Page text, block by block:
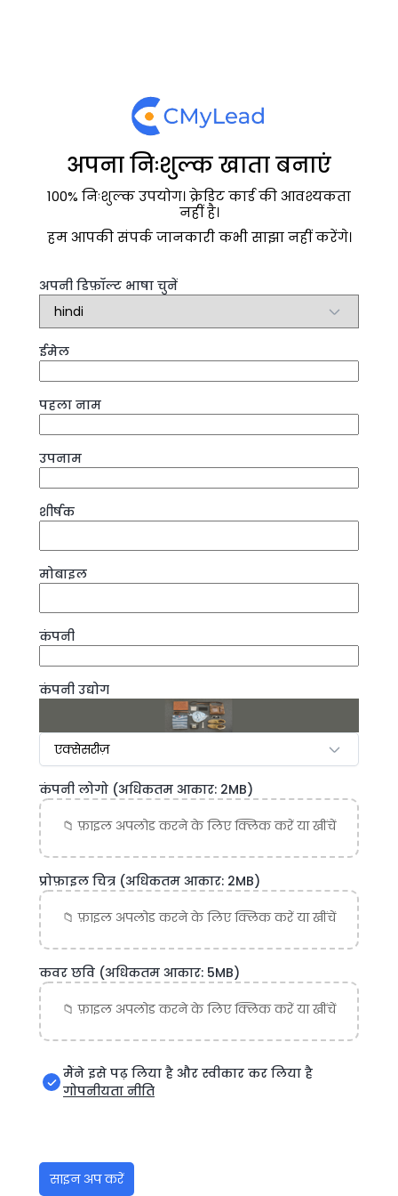
अपना निःशुल्क खाता बनाएं
100% निःशुल्क उपयोग। क्रेडिट कार्ड की आवश्यकता
नहीं है।
हम आपकी संपर्क जानकारी कभी साझा नहीं करेंगे।
अपनी डिफ़ॉल्ट भाषा चुनें
ईमेल
पहला नाम
उपनाम
शीर्षक
मोबाइल
कंपनी
कंपनी उद्योग
एक्सेसरीज़
कंपनी लोगो (अधिकतम आकार: 2MB)
प्रोफ़ाइल चित्र (अधिकतम आकार: 2MB)
कवर छवि (अधिकतम आकार: 5MB)
मैंने इसे पढ़ लिया है और स्वीकार कर लिया है
गोपनीयता नीति